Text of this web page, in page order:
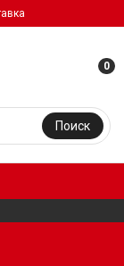
Поиск
0